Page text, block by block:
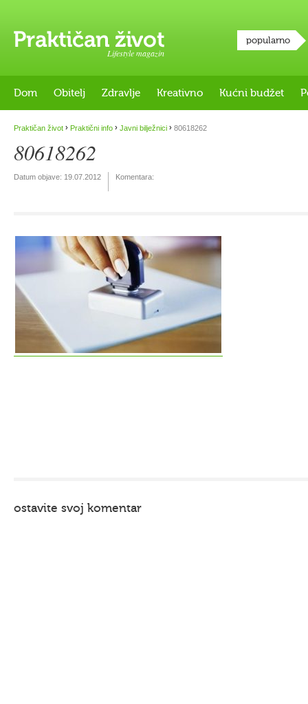
Lifestyle magazin
popularno
Dom Obitelj Zdravlje Kreativno Kućni budžet
Praktičan život › Praktični info › Javni bilježnici › 80618262
80618262
Datum objave: 19.07.2012 Komentara:
ostavite svoj komentar